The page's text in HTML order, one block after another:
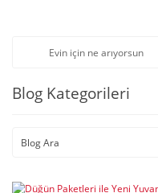
Blog Kategorileri